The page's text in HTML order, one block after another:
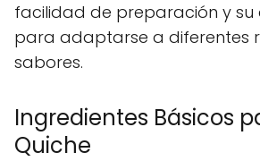
facilidad de preparación y
para adaptarse a diferentes
sabores.
Ingredientes Básicos
Quiche